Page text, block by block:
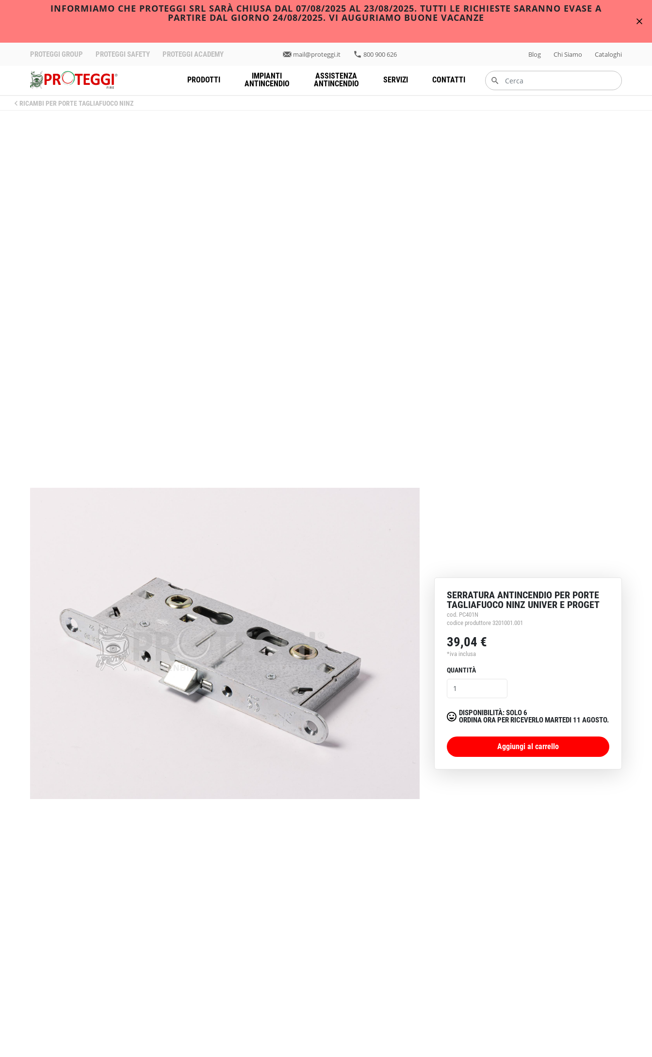
INFORMIAMO CHE PROTEGGI SRL SARÀ CHIUSA DAL 07/08/2025 AL 23/08/2025. TUTTI LE RICHIESTE SARANNO EVASE A
PARTIRE DAL GIORNO 24/08/2025. VI AUGURIAMO BUONE VACANZE
PROTEGGI GROUP PROTEGGI SAFETY PROTEGGI ACADEMY mail@proteggi.it 800 900 626 Blog Chi Siamo Cataloghi
PRODOTTI
IMPIANTI
ANTINCENDIO
ASSISTENZA
ANTINCENDIO
SERVIZI CONTATTI
RICAMBI PER PORTE TAGLIAFUOCO NINZ
SERRATURA ANTINCENDIO PER PORTE
TAGLIAFUOCO NINZ UNIVER E PROGET
cod. PC401N
codice produttore 3201001.001
39,04 €
*iva inclusa
QUANTITÀ
DISPONIBILITÀ: SOLO 6
ORDINA ORA PER RICEVERLO MARTEDI 11 AGOSTO.
Aggiungi al carrello